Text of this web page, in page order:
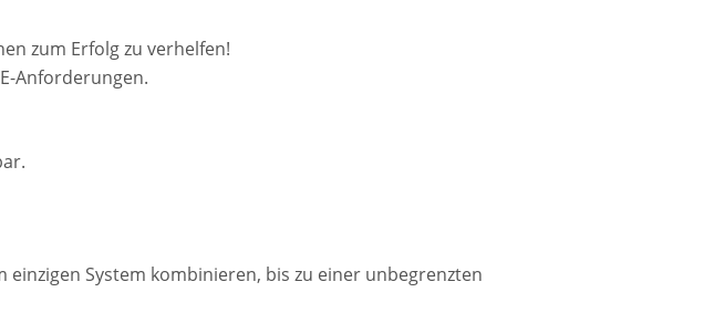
zum Erfolg zu verhelfen!​
Anforderungen.
einzigen System kombinieren, bis zu einer unbegrenzten